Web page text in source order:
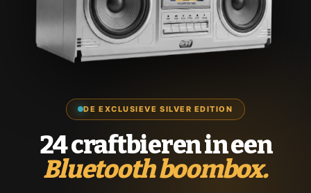
DE EXCLUSIEVE SILVER EDITION
24 craftbieren in een
Bluetooth boombox.